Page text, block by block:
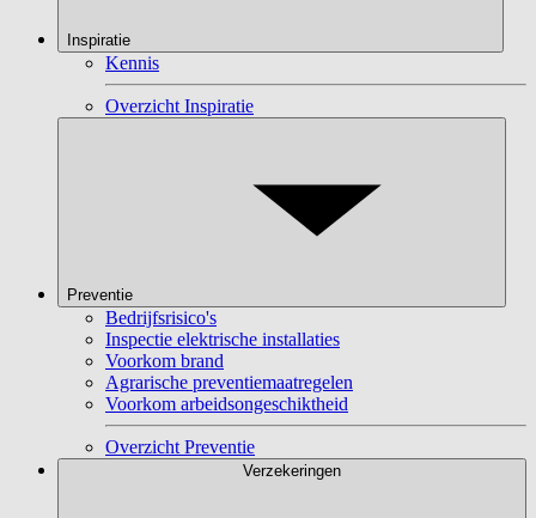
Inspiratie
Kennis
Overzicht Inspiratie
Preventie
Bedrijfsrisico's
Inspectie elektrische installaties
Voorkom brand
Agrarische preventiemaatregelen
Voorkom arbeidsongeschiktheid
Overzicht Preventie
Verzekeringen